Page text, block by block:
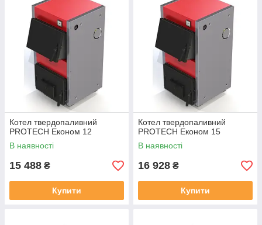
Котел твердопаливний
PROTECH Економ 12
В наявності
15 488 ₴
Купити
Котел твердопаливний
PROTECH Економ 15
В наявності
16 928 ₴
Купити